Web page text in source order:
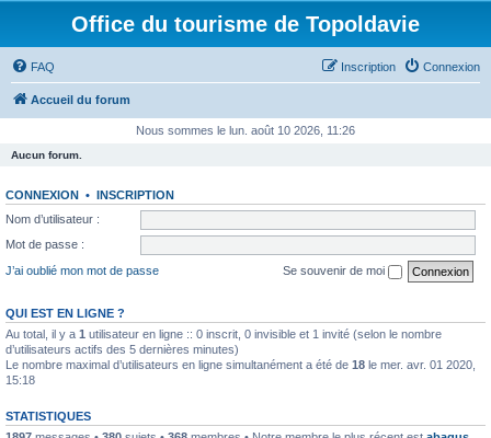
Office du tourisme de Topoldavie
FAQ Connexion
Inscription
Accueil du forum
Nous sommes le lun. août 10 2026, 11:26
Aucun forum.
CONNEXION • INSCRIPTION
Nom d’utilisateur :
Mot de passe :
J’ai oublié mon mot de passe
Se souvenir de moi
QUI EST EN LIGNE ?
Au total, il y a 1 utilisateur en ligne :: 0 inscrit, 0 invisible et 1 invité (selon le nombre
d’utilisateurs actifs des 5 dernières minutes)
Le nombre maximal d’utilisateurs en ligne simultanément a été de 18 le mer. avr. 01 2020,
15:18
STATISTIQUES